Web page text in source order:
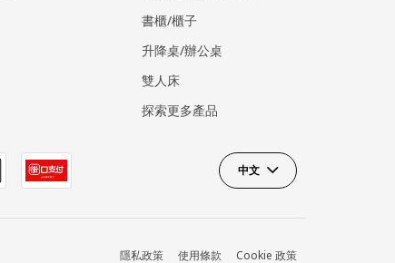
書櫃/櫃子
升降桌/辦公桌
雙人床
探索更多產品
中文
隱私政策 使用條款 Cookie 政策